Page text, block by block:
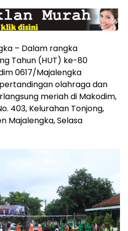
– Dalam rangka
Tahun (HUT) ke-80
0617/Majalengka
olahraga dan
meriah di Makodim,
403, Kelurahan Tonjong,
Majalengka, Selasa